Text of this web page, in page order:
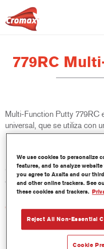
779RC
Multi-Function Putty 779RC
universal, que se utiliza con
recomienda su uso en
poliéster reforzado con
OEM y fondos Cromax.
dispensador 767R.
Características del
Permite un fácil lijado y
Estructura fina y
We use cookies to personalize
features, and to analyze
you agree to Axalta and our
and other online trackers. See
these cookies and trackers.
Reject All Non-Essential
Cookie